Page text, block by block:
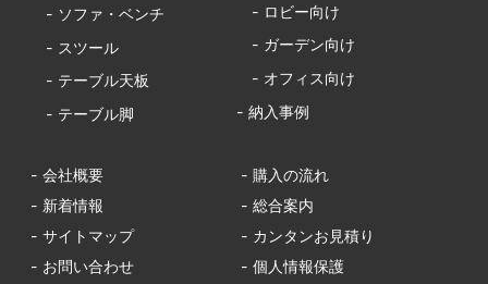
- ソファ・ベンチ
- スツール
- テーブル天板
- テーブル脚
- ロビー向け
- ガーデン向け
- オフィス向け
- 納入事例
- 会社概要
- 購入の流れ
- 新着情報
- 総合案内
- サイトマップ
- カンタンお見積り
- お問い合わせ
- 個人情報保護